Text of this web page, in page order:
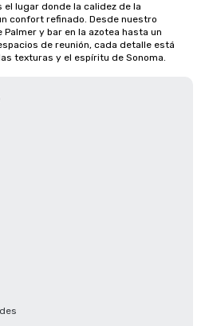
lugar donde la calidez de la
confort refinado. Desde nuestro
y bar en la azotea hasta un
de reunión, cada detalle está
texturas y el espíritu de Sonoma.